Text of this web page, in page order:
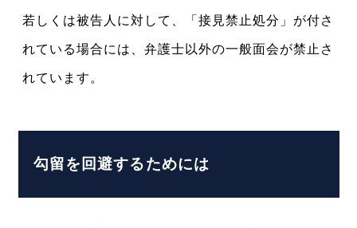
若しくは被告人に対して、「接見禁止処分」が付さ
れている場合には、弁護士以外の一般面会が禁止さ
れています。
勾留を回避するためには